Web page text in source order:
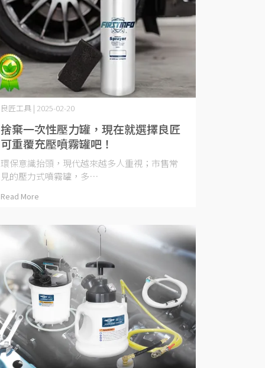
捨棄一次性壓力罐，現在就選擇良匠
可重覆充壓噴霧罐吧！
良匠工具 | 2025-02-20
環保意識抬頭，現代越來越多人重視；市售常
見的壓力式噴霧罐，多⋯
Read More